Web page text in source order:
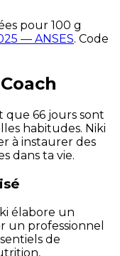
pour 100 g
— ANSES. Code
que 66 jours sont
habitudes. Niki
à instaurer des
dans ta vie.
élabore un
un professionnel
de